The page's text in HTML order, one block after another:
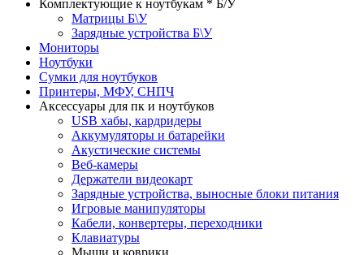
Комплектующие к ноутбукам * Б/У
Матрицы Б\У
Зарядные устройства Б\У
Мониторы
Ноутбуки
Сумки для ноутбуков
Принтеры, МФУ, СНПЧ
Аксессуары для пк и ноутбуков
USB хабы, кардридеры
Аккумуляторы и батарейки
Акустические системы
Веб-камеры
Держатели видеокарт
Зарядные устройства, выносные блоки питания
Игровые манипуляторы
Кабели, конвертеры, переходники
Клавиатуры
Мыши и коврики